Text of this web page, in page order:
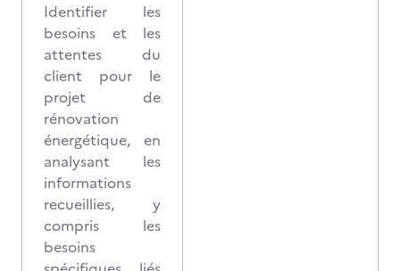
Identifier les
besoins et les
attentes du
client pour le
projet de
rénovation
énergétique, en
analysant les
informations
recueillies, y
compris les
besoins